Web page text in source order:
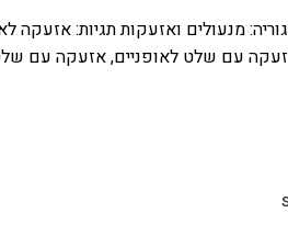
מנעולים ואזעקותתגיות:אזעקה
עם שלט לאופניים,אזעקה עם